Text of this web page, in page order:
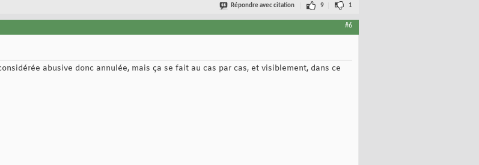
Répondre avec citation 9 1
#6
abusive donc annulée, mais ça se fait au cas par cas, et visiblement, dans ce